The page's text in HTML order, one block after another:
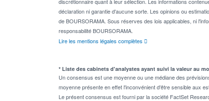
déclaration ni garantie d'aucune sorte. Les opinions ou
de BOURSORAMA. Sous réserves des lois applicables, ni
responsabilité BOURSORAMA.
Lire les mentions légales complètes
* Liste des cabinets d'analystes ayant suivi la valeur au
Un consensus est une moyenne ou une médiane des
moyenne présente en effet l'inconvénient d'être sensible aux
Le présent consensus est fourni par la société FactSet